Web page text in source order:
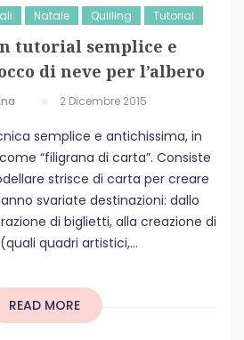
Natale Quilling Tutorial
tutorial semplice e
di neve per l’albero
2 Dicembre 2015
semplice e antichissima, in
“filigrana di carta”. Consiste
strisce di carta per creare
svariate destinazioni: dallo
di biglietti, alla creazione di
quadri artistici,...
READ MORE